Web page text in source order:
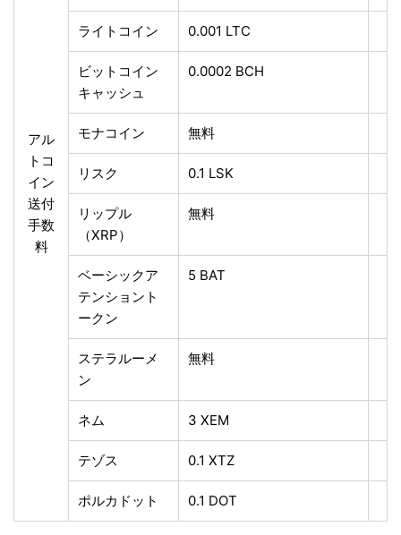
アル
トコ
イン
送付
手数
料
ライトコイン 0.001 LTC
ビットコイン
キャッシュ
0.0002 BCH
モナコイン 無料
リスク 0.1 LSK
リップル
（XRP）
無料
ベーシックア
テンショント
ークン
5 BAT
ステラルーメ
ン
無料
ネム 3 XEM
テゾス 0.1 XTZ
ポルカドット 0.1 DOT